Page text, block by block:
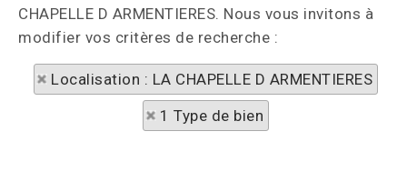
CHAPELLE D ARMENTIERES. Nous vous invitons à
modifier vos critères de recherche :
Localisation : LA CHAPELLE D ARMENTIERES
1 Type de bien